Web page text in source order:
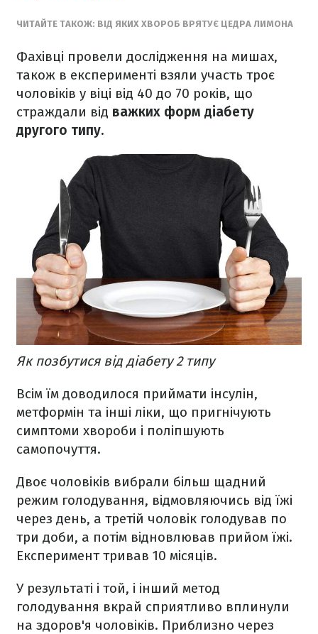
ЧИТАЙТЕ ТАКОЖ: ВІД ЯКИХ ХВОРОБ ВРЯТУЄ ЦЕДРА ЛИМОНА
Фахівці провели дослідження на мишах,
також в експерименті взяли участь троє
чоловіків у віці від 40 до 70 років, що
страждали від важких форм діабету
другого типу.
Як позбутися від діабету 2 типу
Всім їм доводилося приймати інсулін,
метформін та інші ліки, що пригнічують
симптоми хвороби і поліпшують
самопочуття.
Двоє чоловіків вибрали більш щадний
режим голодування, відмовляючись від їжі
через день, а третій чоловік голодував по
три доби, а потім відновлював прийом їжі.
Експеримент тривав 10 місяців.
У результаті і той, і інший метод
голодування вкрай сприятливо вплинули
на здоров'я чоловіків. Приблизно через